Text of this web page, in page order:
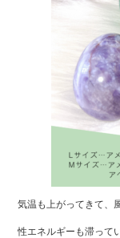
気温も上がってきて、
性エネルギーも滞って